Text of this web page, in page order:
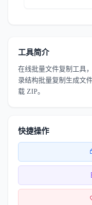
工具简介
在线批量文件复制工具
录结构批量复制生成文
载 ZIP。
快捷操作